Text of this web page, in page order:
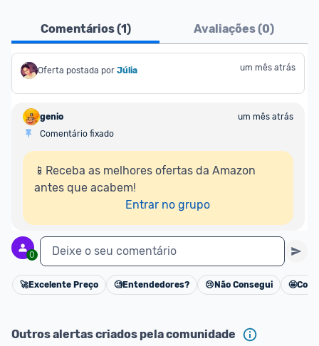
Comentários (1) Avaliações (0)
Oferta postada por Júlia um mês atrás
genio
um mês atrás
Comentário fixado
📱Receba as melhores ofertas da Amazon
antes que acabem!
Entrar no grupo
0 Deixe o seu comentário
Cancelar
🚀Excelente Preço 🧐Entendedores? 😢 Não Consegui 🤩
Outros alertas criados pela comunidade